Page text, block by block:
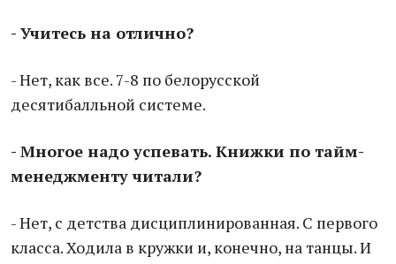
- Учитесь на отлично?
- Нет, как все. 7-8 по белорусской
десятибалльной системе.
- Многое надо успевать. Книжки по тайм-
менеджменту читали?
- Нет, с детства дисциплинированная. С первого
класса. Ходила в кружки и, конечно, на танцы. И